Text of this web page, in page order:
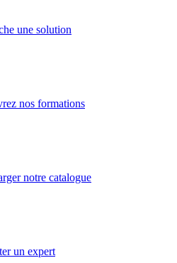
une solution
nos formations
notre catalogue
un expert